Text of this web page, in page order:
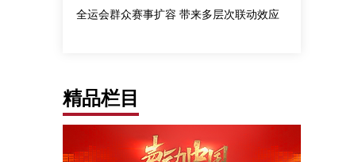
全运会群众赛事扩容 带来多层次联动效应
精品栏目